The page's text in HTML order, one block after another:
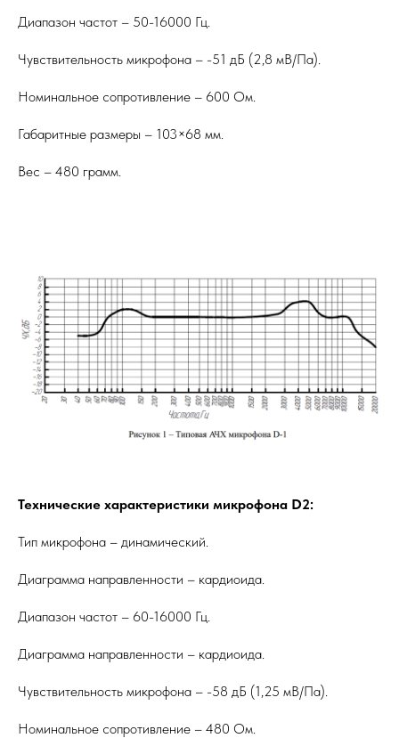
Диапазон частот – 50-16000 Гц.
Чувствительность микрофона – -51 дБ (2,8 мВ/Па).
Номинальное сопротивление – 600 Ом.
Габаритные размеры – 103×68 мм.
Вес – 480 грамм.
Технические характеристики микрофона D2:
Тип микрофона – динамический.
Диаграмма направленности – кардиоида.
Диапазон частот – 60-16000 Гц.
Диаграмма направленности – кардиоида.
Чувствительность микрофона – -58 дБ (1,25 мВ/Па).
Номинальное сопротивление – 480 Ом.